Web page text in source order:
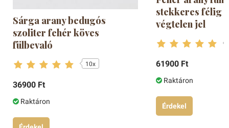
Sárga arany bedugós
szoliter fehér köves
fülbevaló
10x
36900 Ft
Raktáron
stekkeres félig
végtelen jel
61900 Ft
Raktáron
Érdekel